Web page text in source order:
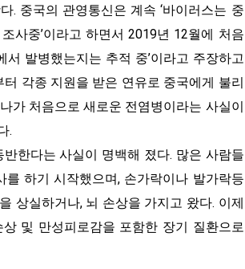
. 중국의 관영통신은 계속 ‘바이러스는 중
사중’이라고 하면서 2019년 12월에 처음
발병했는지는 추적 중’이라고 주장하고
각종 지원을 받은 연유로 중국에게 불리
가 처음으로 새로운 전염병이라는 사실이
.
한다는 사실이 명백해 졌다. 많은 사람들
하기 시작했으며, 손가락이나 발가락등
상실하거나, 뇌 손상을 가지고 왔다. 이제
및 만성피로감을 포함한 장기 질환으로